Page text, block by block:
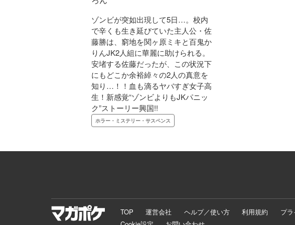
ゾンビが突如出現して5日…。校内
で辛くも生き延びていた主人公・佐
藤勝は、窮地を関ヶ原ミキと百鬼か
りんJK2人組に華麗に助けられる。
安堵する佐藤だったが、この状況下
にもどこか余裕綽々の2人の真意を
知り…！！血も滴るヤバすぎ女子高
生！新感覚“ゾンビよりもJKパニッ
ク”ストーリー興国!!
ホラー・ミステリー・サスペンス
TOP 運営会社 ヘルプ／使い方 利用規約 プ